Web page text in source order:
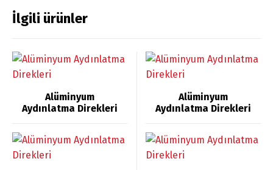
İlgili ürünler
Alüminyum
Aydınlatma Direkleri
Alüminyum
Aydınlatma Direkleri